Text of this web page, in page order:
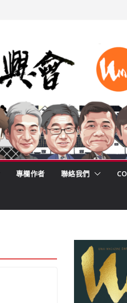
專欄作者 聯絡我們